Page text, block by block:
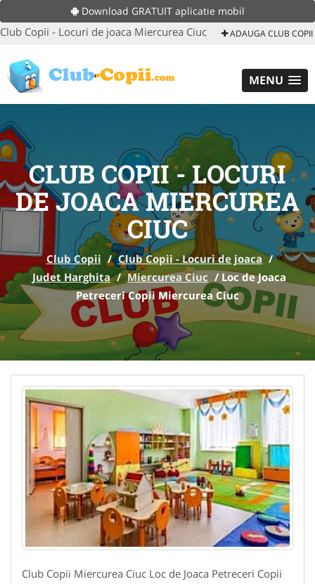
Download GRATUIT aplicatie mobil
Club Copii - Locuri de joaca Miercurea Ciuc ADAUGA CLUB COPII
MENU
CLUB COPII - LOCURI
DE JOACA MIERCUREA
CIUC
Club Copii / Club Copii - Locuri de joaca /
Judet Harghita / Miercurea Ciuc / Loc de Joaca
Petreceri Copii Miercurea Ciuc
Club Copii Miercurea Ciuc Loc de Joaca Petreceri Copii